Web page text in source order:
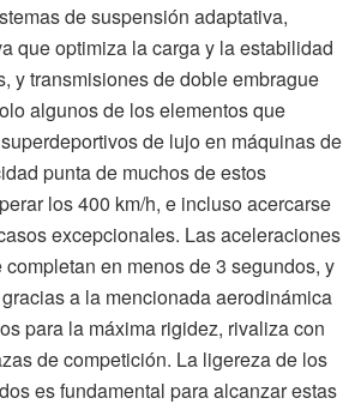
de suspensión adaptativa,
que optimiza la carga y la estabilidad
y transmisiones de doble embrague
algunos de los elementos que
de lujo en máquinas de
punta de muchos de estos
los 400 km/h, e incluso acercarse
excepcionales. Las aceleraciones
en menos de 3 segundos, y
a la mencionada aerodinámica
para la máxima rigidez, rivaliza con
de competición. La ligereza de los
es fundamental para alcanzar estas